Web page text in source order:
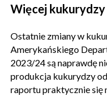
Więcej kukurydzy
Ostatnie zmiany w
Amerykańskiego
2023/24 są naprawdę
produkcja kukurydzy
raportu praktycznie się